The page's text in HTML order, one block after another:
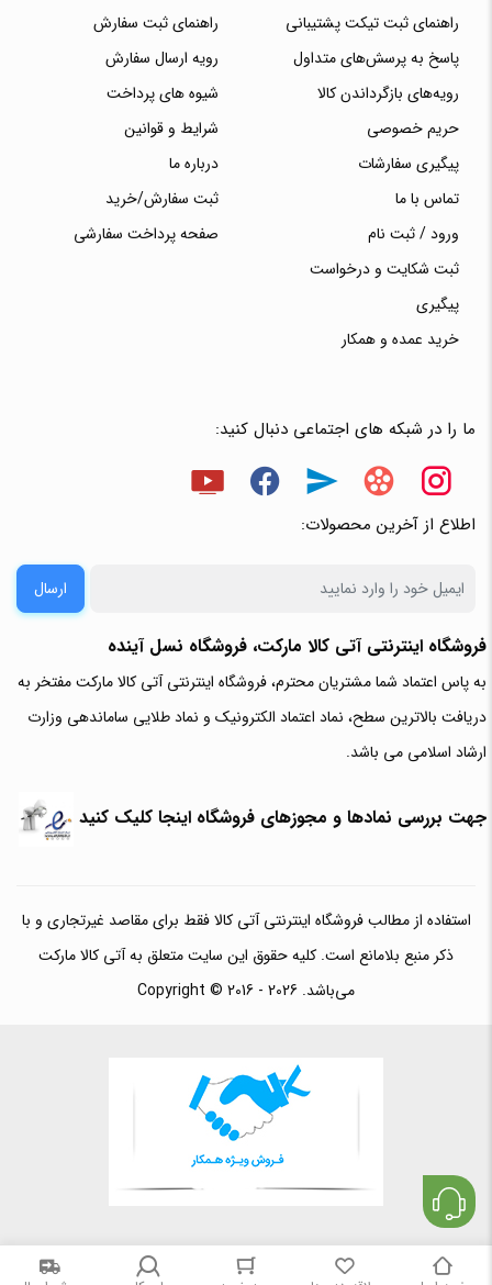
راهنمای ثبت تیکت پشتیبانی
پاسخ به پرسش‌های متداول
رویه‌های بازگرداندن کالا
حریم خصوصی
پیگیری سفارشات
تماس با ما
ورود / ثبت نام
ثبت شکایت و درخواست
پیگیری
خرید عمده و همکار
راهنمای ثبت سفارش
رویه ارسال سفارش
شیوه های پرداخت
شرایط و قوانین
درباره ما
ثبت سفارش/خرید
صفحه پرداخت سفارشی
ما را در شبکه های اجتماعی دنبال کنید:
اطلاع از آخرین محصولات:
ارسال
فروشگاه اینترنتی آتی‌ کالا مارکت، فروشگاه نسل آینده
به پاس اعتماد شما مشتریان محترم، فروشگاه اینترنتی آتی کالا مارکت مفتخر به
دریافت بالاترین سطح، نماد اعتماد الکترونیک و نماد طلایی ساماندهی وزارت
ارشاد اسلامی می باشد.
جهت بررسی نمادها و مجوزهای فروشگاه اینجا کلیک کنید
استفاده از مطالب فروشگاه اینترنتی آتی کالا فقط برای مقاصد غیرتجاری و با
ذکر منبع بلامانع است. کلیه حقوق این سایت متعلق به آتی کالا مارکت
می‌باشد. Copyright © 2016 - 2026